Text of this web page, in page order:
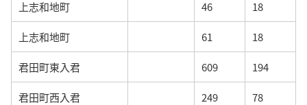
上志和地町 46 18
上志和地町 61 18
君田町東入君 609 194
君田町西入君 249 78